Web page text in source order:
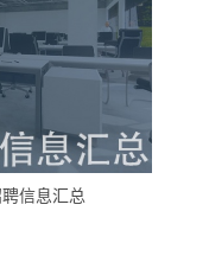
信息汇总